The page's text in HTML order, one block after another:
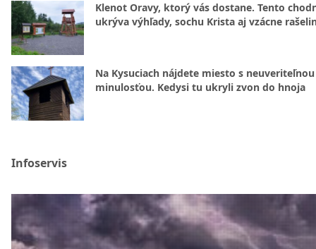
Klenot Oravy, ktorý vás dostane. Tento
ukrýva výhľady, sochu Krista aj vzácne
Na Kysuciach nájdete miesto s neuveriteľnou
minulosťou. Kedysi tu ukryli zvon do hnoja
Infoservis